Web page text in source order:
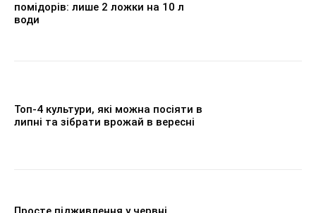
помідорів: лише 2 ложки на 10 л
води
Топ-4 культури, які можна посіяти в
липні та зібрати врожай в вересні